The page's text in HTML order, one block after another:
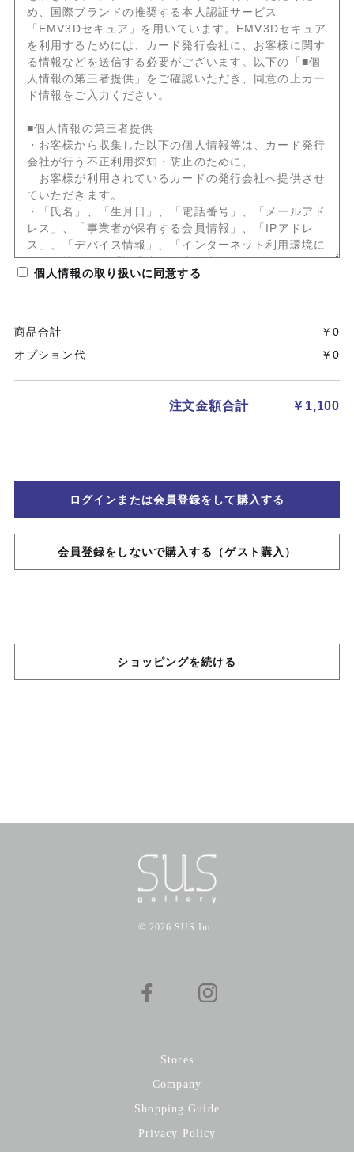
個人情報の取り扱いに同意する
商品合計
￥0
オプション代
￥0
注文金額合計 ￥ 1,100
ログインまたは会員登録をして購入する
会員登録をしないで購入する（ゲスト購入）
ショッピングを続ける
© 2026 SUS Inc.
Stores
Company
Shopping Guide
Privacy Policy